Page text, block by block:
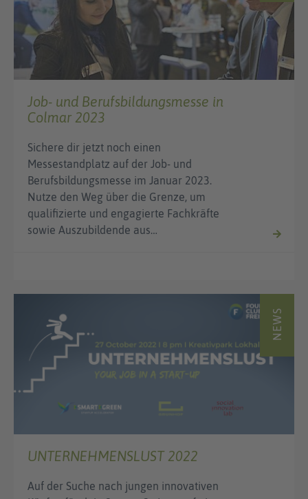
Job- und Berufsbildungsmesse in
Colmar 2023
Sichere dir jetzt noch einen
Messestandplatz auf der Job- und
Berufsbildungsmesse im Januar 2023.
Nutze den Weg über die Grenze, um
qualifizierte und engagierte Fachkräfte
sowie Auszubildende aus…
NEWS
UNTERNEHMENSLUST 2022
Auf der Suche nach jungen innovativen